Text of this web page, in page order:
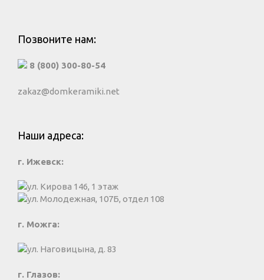
Позвоните нам:
8 (800) 300-80-54
zakaz@domkeramiki.net
Наши адреса:
г. Ижевск:
ул. Кирова 146, 1 этаж
ул. Молодежная, 107Б, отдел 108
г. Можга:
ул. Наговицына, д. 83
г. Глазов: